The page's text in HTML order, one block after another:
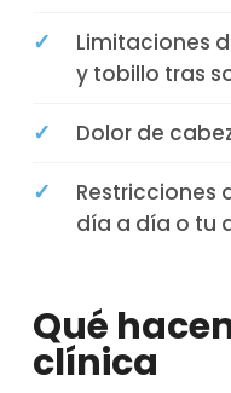
✓
Limitaciones
y tobillo tras
✓ Dolor de
✓
Restricciones
día a día o tu
Qué
clínica